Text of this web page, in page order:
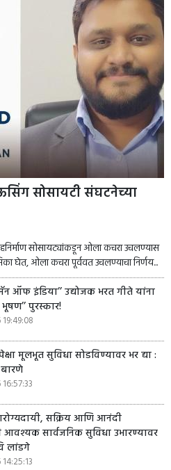
सोसायटी संघटनेच्या
सोसायट्यांकडून ओला कचरा उचलण्यास
घेत, ओला कचरा पूर्ववत उचलण्याचा निर्णय...
ऑफ इंडिया’’ उद्योजक भरत गीते यांना
भूषण’’ पुरस्कार!
मूलभूत सुविधा सोडविण्यावर भर द्या :
सक्रिय आणि आनंदी
सार्वजनिक सुविधा उभारण्यावर
लांडगे